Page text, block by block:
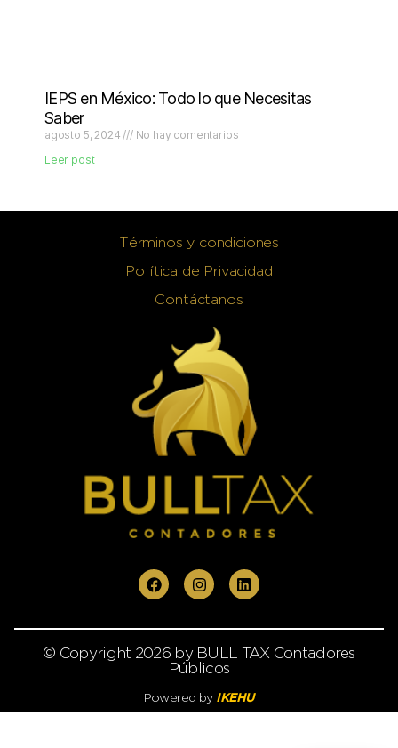
IEPS en México: Todo lo que Necesitas
Saber
agosto 5, 2024
No hay comentarios
Leer post
Términos y condiciones
Política de Privacidad
Contáctanos
© Copyright 2026 by BULL TAX Contadores
Públicos
Powered by IKEHU